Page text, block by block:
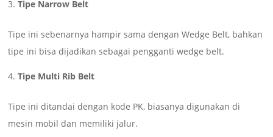
Tipe Narrow Belt
Tipe ini sebenarnya hampir sama dengan Wedge Belt, bahkan
tipe ini bisa dijadikan sebagai pengganti wedge belt.
Tipe Multi Rib Belt
Tipe ini ditandai dengan kode PK, biasanya digunakan di
mesin mobil dan memiliki jalur.